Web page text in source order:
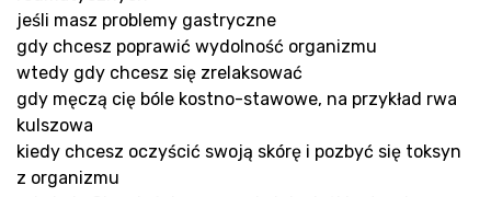
jeśli masz problemy gastryczne
gdy chcesz poprawić wydolność organizmu
wtedy gdy chcesz się zrelaksować
gdy męczą cię bóle kostno-stawowe, na przykład rwa
kulszowa
kiedy chcesz oczyścić swoją skórę i pozbyć się toksyn
z organizmu